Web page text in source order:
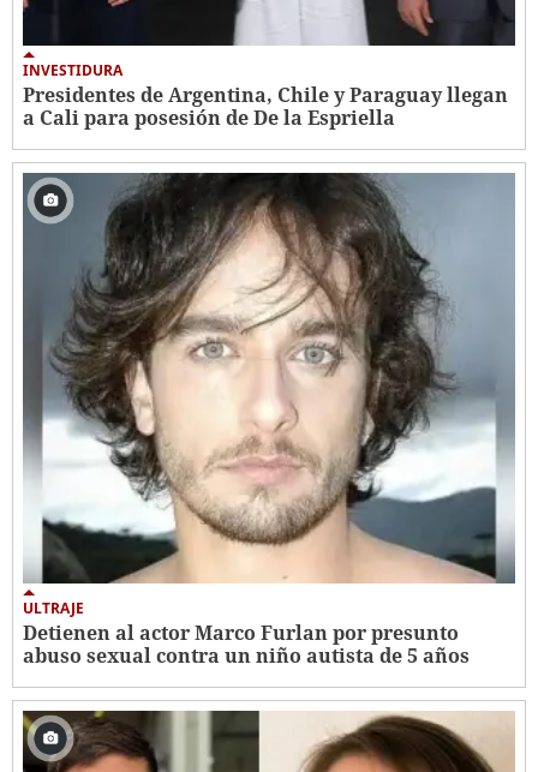
INVESTIDURA
Presidentes de Argentina, Chile y Paraguay llegan
a Cali para posesión de De la Espriella
ULTRAJE
Detienen al actor Marco Furlan por presunto
abuso sexual contra un niño autista de 5 años